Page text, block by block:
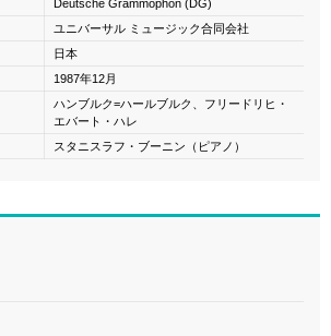
Deutsche Grammophon (DG)
ユニバーサル ミュージック合同会社
日本
1987年12月
ハンブルク=ハールブルク、フリードリヒ・
エバート・ハレ
スタニスラフ・ブーニン（ピアノ）